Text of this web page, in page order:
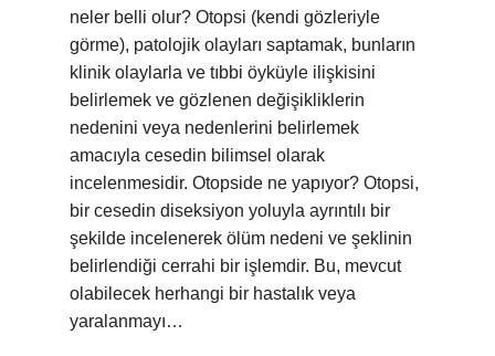
neler belli olur? Otopsi (kendi gözleriyle
görme), patolojik olayları saptamak, bunların
klinik olaylarla ve tıbbi öyküyle ilişkisini
belirlemek ve gözlenen değişikliklerin
nedenini veya nedenlerini belirlemek
amacıyla cesedin bilimsel olarak
incelenmesidir. Otopside ne yapıyor? Otopsi,
bir cesedin diseksiyon yoluyla ayrıntılı bir
şekilde incelenerek ölüm nedeni ve şeklinin
belirlendiği cerrahi bir işlemdir. Bu, mevcut
olabilecek herhangi bir hastalık veya
yaralanmayı…